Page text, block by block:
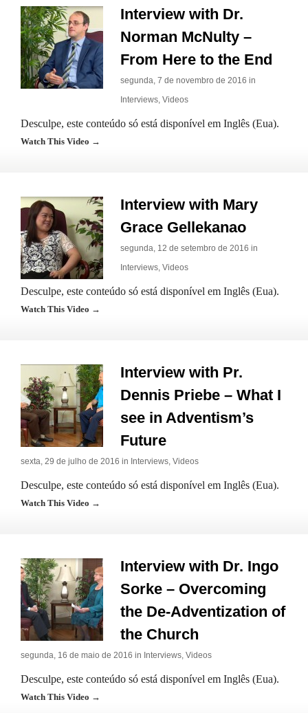
Interview with Dr.
Norman McNulty –
From Here to the End
segunda, 7 de novembro de 2016 in
Interviews, Videos
Desculpe, este conteúdo só está disponível em Inglês (Eua).
Watch This Video →
Interview with Mary
Grace Gellekanao
segunda, 12 de setembro de 2016 in
Interviews, Videos
Desculpe, este conteúdo só está disponível em Inglês (Eua).
Watch This Video →
Interview with Pr.
Dennis Priebe – What I
see in Adventism’s
Future
sexta, 29 de julho de 2016 in Interviews, Videos
Desculpe, este conteúdo só está disponível em Inglês (Eua).
Watch This Video →
Interview with Dr. Ingo
Sorke – Overcoming
the De-Adventization of
the Church
segunda, 16 de maio de 2016 in Interviews, Videos
Desculpe, este conteúdo só está disponível em Inglês (Eua).
Watch This Video →